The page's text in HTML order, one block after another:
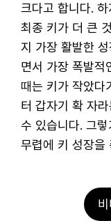
크다고 합니다.
최종 키가 더 큰
지 가장 활발한
면서 가장 폭발적
때는 키가 작았다
터 갑자기 확 자
수 있습니다. 그
무렵에 키 성장을